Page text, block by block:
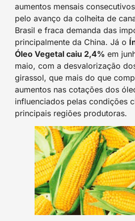
aumentos mensais
pelo avanço da colheita de
Brasil e fraca demanda das
principalmente da China. Já o
Óleo Vegetal caiu 2,4% em
maio, com a desvalorização
girassol, que mais do que
aumentos nas cotações dos
influenciados pelas condições
principais regiões produtoras.